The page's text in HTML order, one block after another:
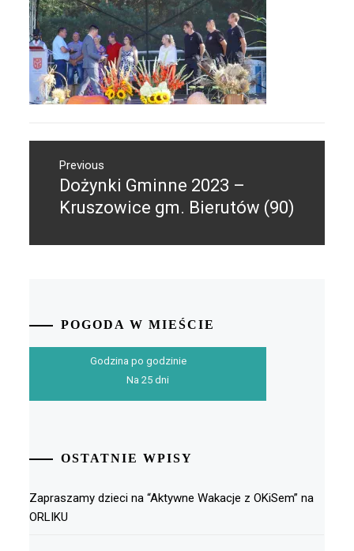
wpisuPrevious
Previous
post:
Dożynki Gminne 2023 –
Kruszowice gm. Bierutów (90)
POGODA W MIEŚCIE
Godzina po godzinie
Na 25 dni
OSTATNIE WPISY
Zapraszamy dzieci na “Aktywne Wakacje z OKiSem” na
ORLIKU